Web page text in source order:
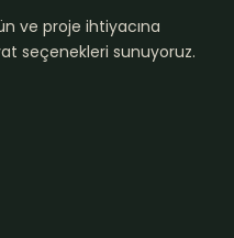
ve proje ihtiyacına
seçenekleri sunuyoruz.